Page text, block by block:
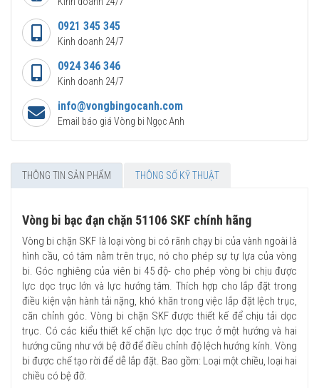
0921 345 345
Kinh doanh 24/7
0924 346 346
Kinh doanh 24/7
info@vongbingocanh.com
Email báo giá Vòng bi Ngọc Anh
THÔNG TIN SẢN PHẨM THÔNG SỐ KỸ THUẬT
Vòng bi bạc đạn chặn 51106 SKF chính hãng
Vòng bi chặn SKF là loại vòng bi có rãnh chạy bi của vành ngoài là
hình cầu, có tâm nằm trên trục, nó cho phép sự tự lựa của vòng
bi. Góc nghiêng của viên bi 45 độ- cho phép vòng bi chịu được
lực dọc trục lớn và lực hướng tâm. Thích hợp cho lắp đặt trong
điều kiện vận hành tải nặng, khó khăn trong việc lắp đặt lệch trục,
căn chỉnh góc. Vòng bi chặn SKF được thiết kế để chịu tải dọc
trục. Có các kiểu thiết kế chặn lực dọc trục ở một hướng và hai
hướng cũng như với bệ đỡ để điều chỉnh độ lệch hướng kính. Vòng
bi được chế tạo rời để dễ lắp đặt. Bao gồm: Loại một chiều, loại hai
chiều có bệ đỡ.